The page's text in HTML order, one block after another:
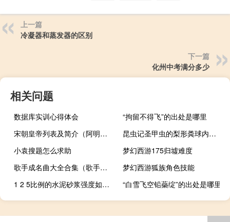
上一篇
冷凝器和蒸发器的区别
下一篇
化州中考满分多少
相关问题
数据库实训心得体会
“拘留不得飞”的出处是哪里
宋朝皇帝列表及简介（阿明小菜简介）
昆虫记圣甲虫的梨形粪球内容概括
小袁搜题怎么求助
梦幻西游175归墟难度
歌手成名曲大全合集（歌手成名曲大全）
梦幻西游狐族角色技能
1 2 5比例的水泥砂浆强度如何？
“白雪飞空铅蘂绽”的出处是哪里